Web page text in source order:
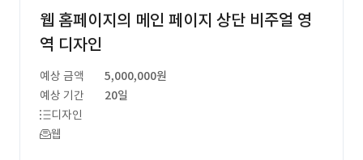
웹 홈페이지의 메인 페이지 상단 비주얼 영
역 디자인
예상 금액
5,000,000원
예상 기간
20일
디자인
웹